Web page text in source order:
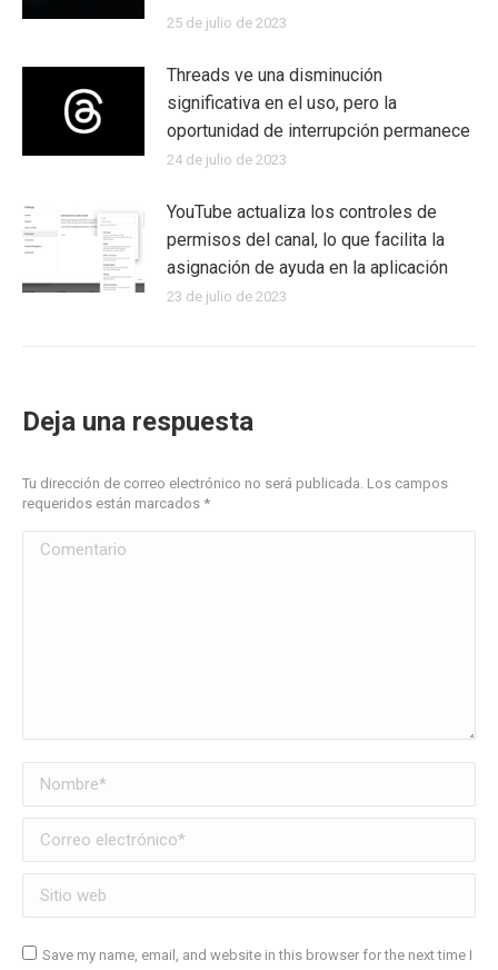
25 de julio de 2023
Threads ve una disminución
significativa en el uso, pero la
oportunidad de interrupción permanece
24 de julio de 2023
YouTube actualiza los controles de
permisos del canal, lo que facilita la
asignación de ayuda en la aplicación
23 de julio de 2023
Deja una respuesta
Tu dirección de correo electrónico no será publicada. Los campos
requeridos están marcados *
Comentario
Nombre *
Correo electrónico *
Sitio web
Save my name, email, and website in this browser for the next time I